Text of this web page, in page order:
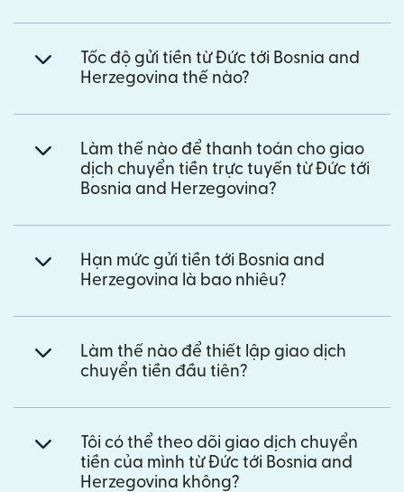
Tốc độ gửi tiền từ Đức tới Bosnia and
Herzegovina thế nào?
Làm thế nào để thanh toán cho giao
dịch chuyển tiền trực tuyến từ Đức tới
Bosnia and Herzegovina?
Hạn mức gửi tiền tới Bosnia and
Herzegovina là bao nhiêu?
Làm thế nào để thiết lập giao dịch
chuyển tiền đầu tiên?
Tôi có thể theo dõi giao dịch chuyển
tiền của mình từ Đức tới Bosnia and
Herzegovina không?